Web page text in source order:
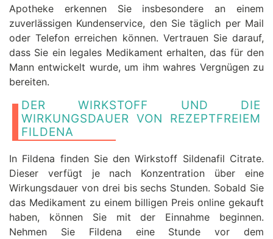
Apotheke erkennen Sie insbesondere an einem
zuverlässigen Kundenservice, den Sie täglich per Mail
oder Telefon erreichen können. Vertrauen Sie darauf,
dass Sie ein legales Medikament erhalten, das für den
Mann entwickelt wurde, um ihm wahres Vergnügen zu
bereiten.
DER WIRKSTOFF UND DIE
WIRKUNGSDAUER VON REZEPTFREIEM
FILDENA
In Fildena finden Sie den Wirkstoff Sildenafil Citrate.
Dieser verfügt je nach Konzentration über eine
Wirkungsdauer von drei bis sechs Stunden. Sobald Sie
das Medikament zu einem billigen Preis online gekauft
haben, können Sie mit der Einnahme beginnen.
Nehmen Sie Fildena eine Stunde vor dem